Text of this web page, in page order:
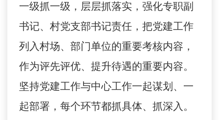
一级抓一级，层层抓落实，强化专职副
书记、村党支部书记责任，把党建工作
列入村场、部门单位的重要考核内容，
作为评先评优、提升待遇的重要内容。
坚持党建工作与中心工作一起谋划、一
起部署，每个环节都抓具体、抓深入。